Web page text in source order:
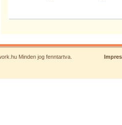
Minden jog fenntartva.